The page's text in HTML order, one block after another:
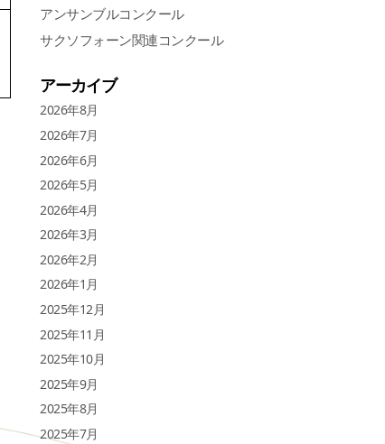
アンサンブルコンクール
サクソフォーン関連コンクール
アーカイブ
2026年8月
2026年7月
2026年6月
2026年5月
2026年4月
2026年3月
2026年2月
2026年1月
2025年12月
2025年11月
2025年10月
2025年9月
2025年8月
2025年7月